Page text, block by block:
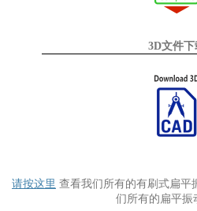
3D文件下
请按这里 查看我们所有的有刷式扁平
们所有的扁平振